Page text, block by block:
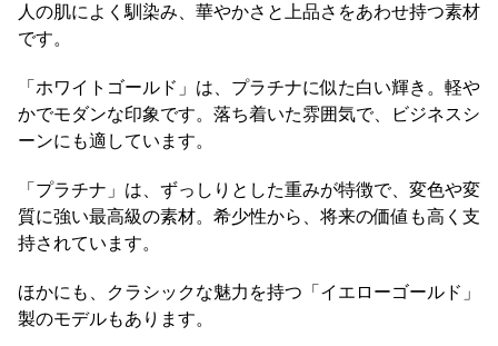
人の肌によく馴染み、華やかさと上品さをあわせ持つ素材
です。
「ホワイトゴールド」は、プラチナに似た白い輝き。軽や
かでモダンな印象です。落ち着いた雰囲気で、ビジネスシ
ーンにも適しています。
「プラチナ」は、ずっしりとした重みが特徴で、変色や変
質に強い最高級の素材。希少性から、将来の価値も高く支
持されています。
ほかにも、クラシックな魅力を持つ「イエローゴールド」
製のモデルもあります。